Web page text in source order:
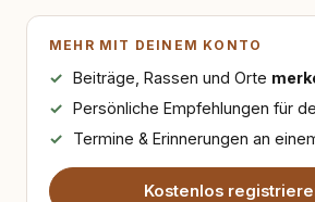
MEHR MIT DEINEM KONTO
Beiträge, Rassen und Orte
Persönliche Empfehlungen für
Termine & Erinnerungen an
Kostenlos